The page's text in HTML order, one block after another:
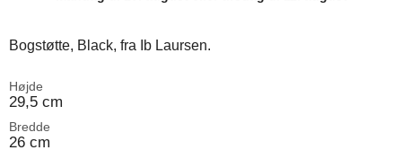
Bogstøtte, Black, fra Ib Laursen.
Højde
29,5 cm
Bredde
26 cm